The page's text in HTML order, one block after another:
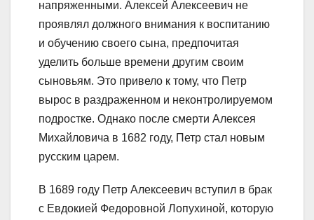
напряженными. Алексей Алексеевич не
проявлял должного внимания к воспитанию
и обучению своего сына, предпочитая
уделить больше времени другим своим
сыновьям. Это привело к тому, что Петр
вырос в раздраженном и неконтролируемом
подростке. Однако после смерти Алексея
Михайловича в 1682 году, Петр стал новым
русским царем.
В 1689 году Петр Алексеевич вступил в брак
с Евдокией Федоровной Лопухиной, которую